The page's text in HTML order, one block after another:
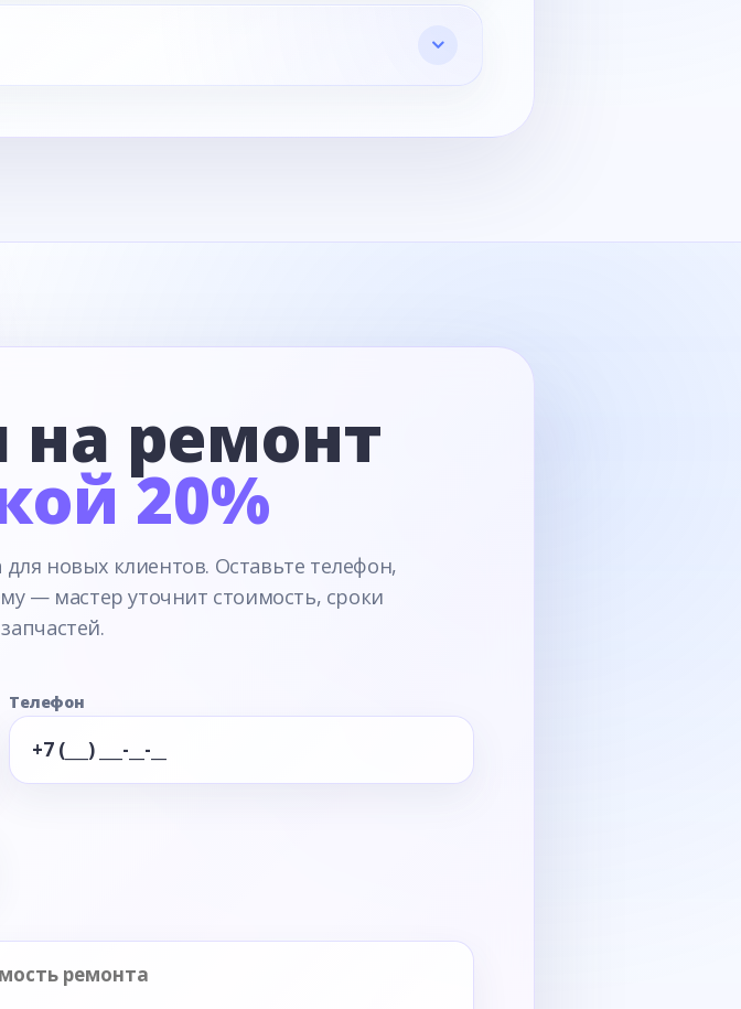
на ремонт
20%
для новых клиентов. Оставьте телефон,
— мастер уточнит стоимость, сроки
Телефон